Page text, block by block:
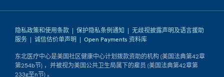
隐私政策和使用条款 | 保护隐私条例通知 | 无歧视披露声明及语言援助
服务 | 诚信估价单声明 | Open Payments 资料库
东北医疗中心是美国社区健康中心计划拨款资助的机构 (美国法典第42章
第254b节) ，并被视为美国公共卫生局属下的雇员 (美国法典第42章第
233g至n节) 。